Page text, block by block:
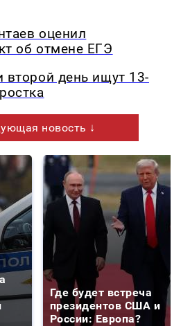
оценил
об отмене ЕГЭ
второй день ищут 13-
новость ↓
Где будет встреча
президентов США и
России: Европа?